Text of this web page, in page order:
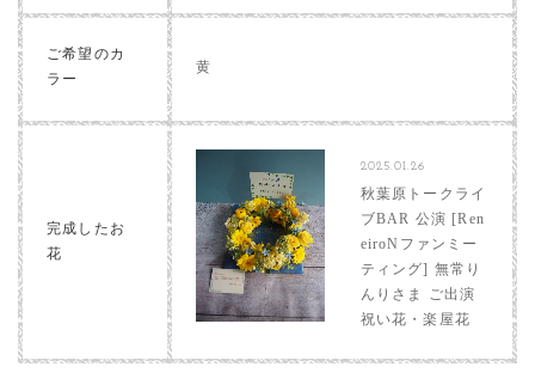
ご希望のカ
ラー
黄
完成したお
花
2025.01.26
秋葉原トークライ
ブBAR 公演 [Ren
eiroNファンミー
ティング] 無常り
んりさま ご出演
祝い花・楽屋花